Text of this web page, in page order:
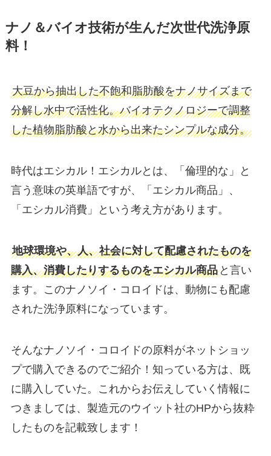
ナノ＆バイオ技術が生んだ次世代洗浄原
料！
大豆から抽出した不飽和脂肪酸をナノサイズまで
分解し水中で活性化。バイオテクノロジーで調整
した植物脂肪酸と水から出来たシンプルな成分。
時代はエシカル！エシカルとは、「倫理的な」と
言う意味の英単語ですが、「エシカル商品」、
「エシカル消費」という考え方があります。
地球環境や、人、社会に対して配慮されたものを
購入、消費したりするものをエシカル商品と言い
ます。このナノソイ・コロイドは、動物にも配慮
された洗浄原料になっています。
そんなナノソイ・コロイドの原料がネットショッ
プで購入できるのでご紹介！知っている方は、既
に購入していた。これからお伝えしていく情報に
つきましては、製造元のウイット社のHPから抜粋
したものを記載致します！